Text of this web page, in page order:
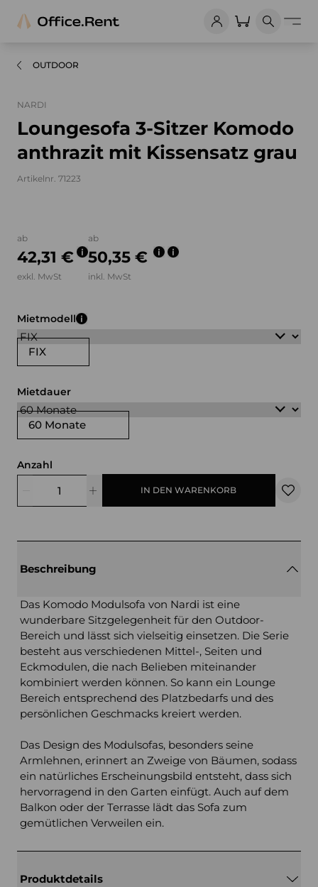
OUTDOOR
NARDI
Loungesofa 3-Sitzer Komodo
anthrazit mit Kissensatz grau
Artikelnr. 71223
ab
42,31 €
exkl. MwSt
ab
50,35 €
inkl. MwSt
FIX
Mietmodell
60 Monate
Mietdauer
Anzahl
IN DEN WARENKORB
Beschreibung
Das Komodo Modulsofa von Nardi ist eine
wunderbare Sitzgelegenheit für den Outdoor-
Bereich und lässt sich vielseitig einsetzen. Die Serie
besteht aus verschiedenen Mittel-, Seiten und
Eckmodulen, die nach Belieben miteinander
kombiniert werden können. So kann ein Lounge
Bereich entsprechend des Platzbedarfs und des
persönlichen Geschmacks kreiert werden.
Das Design des Modulsofas, besonders seine
Armlehnen, erinnert an Zweige von Bäumen, sodass
ein natürliches Erscheinungsbild entsteht, dass sich
hervorragend in den Garten einfügt. Auch auf dem
Balkon oder der Terrasse lädt das Sofa zum
gemütlichen Verweilen ein.
Produktdetails